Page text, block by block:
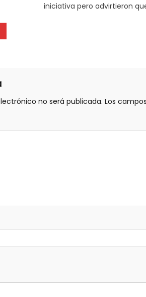
iniciativa pero advirtieron
no será publicada. Los